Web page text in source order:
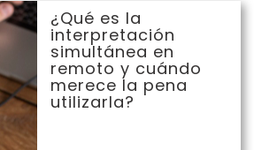
y
¿Qué es la
interpretación
simultánea en
remoto y cuándo
merece la pena
utilizarla?